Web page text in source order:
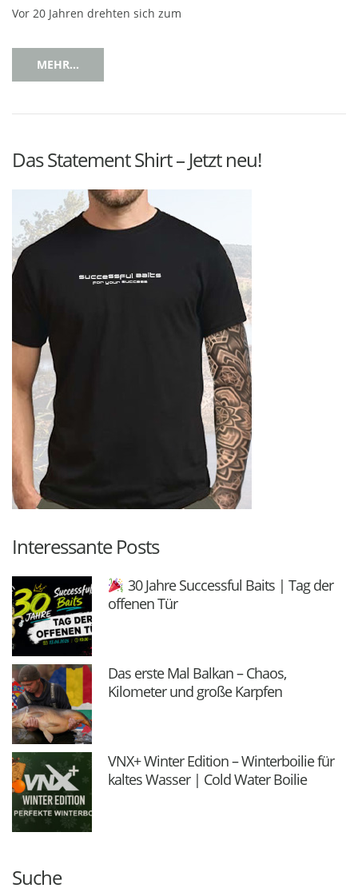
Vor 20 Jahren drehten sich zum
MEHR...
Das Statement Shirt – Jetzt neu!
Interessante Posts
30 Jahre Successful Baits | Tag der
offenen Tür
Das erste Mal Balkan – Chaos,
Kilometer und große Karpfen
VNX+ Winter Edition – Winterboilie für
kaltes Wasser | Cold Water Boilie
Suche